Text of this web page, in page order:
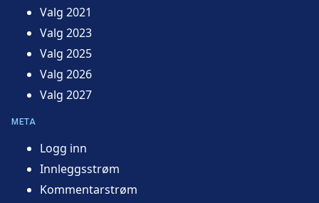
Valg 2021
Valg 2023
Valg 2025
Valg 2026
Valg 2027
META
Logg inn
Innleggsstrøm
Kommentarstrøm